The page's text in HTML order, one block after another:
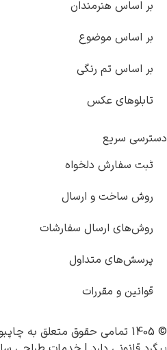
بر اساس هنرمندان
بر اساس موضوع
بر اساس تم رنگی
تابلوهای عکس
دسترسی سریع
ثبت سفارش دلخواه
روش ساخت و ارسال
روش‌های ارسال سفارشات
پرسش‌های متداول
قوانین و مقررات
© 1405 تمامی حقوق متعلق به